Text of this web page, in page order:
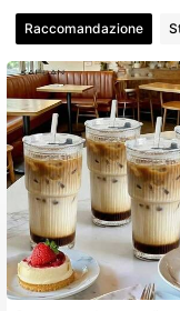
Raccomandazione